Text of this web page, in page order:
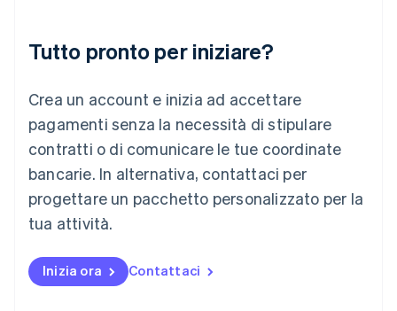
Tutto pronto per iniziare?
Crea un account e inizia ad accettare
pagamenti senza la necessità di stipulare
contratti o di comunicare le tue coordinate
bancarie. In alternativa, contattaci per
progettare un pacchetto personalizzato per la
tua attività.
Inizia ora Contattaci
Lituania
Lussemburgo
Deutsch English
Malaysia
English 简体中文
Malta
Messico
EspañolEnglish
English
Nuova Zelanda